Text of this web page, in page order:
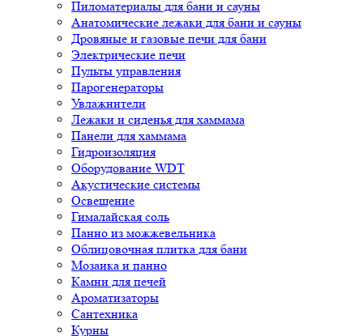
Пиломатериалы для бани и сауны
Анатомические лежаки для бани и сауны
Дровяные и газовые печи для бани
Электрические печи
Пульты управления
Парогенераторы
Увлажнители
Лежаки и сиденья для хаммама
Панели для хаммама
Гидроизоляция
Оборудование WDT
Акустические системы
Освещение
Гималайская соль
Панно из можжевельника
Облицовочная плитка для бани
Мозаика и панно
Камни для печей
Ароматизаторы
Сантехника
Курны